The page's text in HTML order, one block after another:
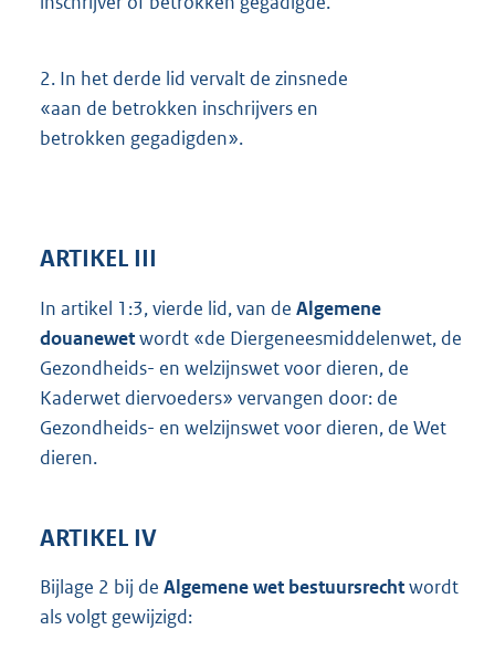
2. In het derde lid vervalt de zinsnede
«aan de betrokken inschrijvers en
betrokken gegadigden».
ARTIKEL III
In artikel 1:3, vierde lid, van de Algemene
douanewetwordt «de Diergeneesmiddelenwet, de
Gezondheids- en welzijnswet voor dieren, de
Kaderwet diervoeders» vervangen door: de
Gezondheids- en welzijnswet voor dieren, de Wet
dieren.
ARTIKEL IV
Bijlage 2 bij de Algemene wet bestuursrechtwordt
als volgt gewijzigd: